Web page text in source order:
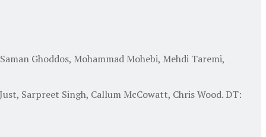
Ghoddos, Mohammad Mohebi, Mehdi Taremi,
Sarpreet Singh, Callum McCowatt, Chris Wood. DT: